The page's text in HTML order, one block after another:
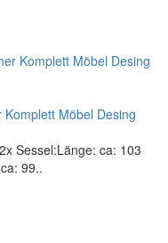
Möbel Desing
Sessel:Länge: ca: 103
99..